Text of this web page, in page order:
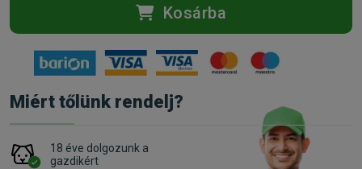
Kosárba
Miért tőlünk rendelj?
18 éve dolgozunk a
gazdikért